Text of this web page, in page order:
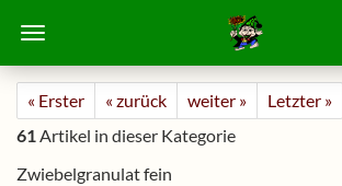
« Erster « zurück weiter »
Letzter »
61Artikel in dieser Kategorie
Zwiebelgranulat fein